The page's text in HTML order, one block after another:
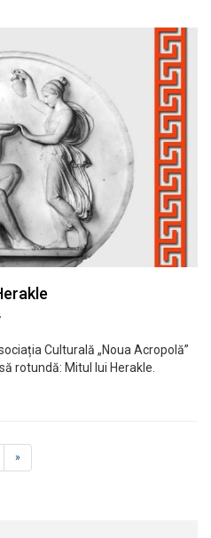
Culturală „Noua Acropolă”
rotundă: Mitul lui Herakle.
»